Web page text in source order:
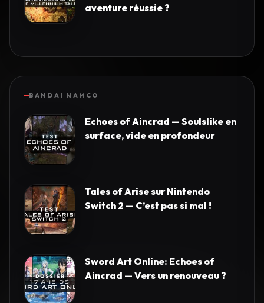
aventure réussie ?
BANDAI NAMCO
Echoes of Aincrad — Soulslike en
surface, vide en profondeur
Tales of Arise sur Nintendo
Switch 2 — C’est pas si mal !
Sword Art Online: Echoes of
Aincrad — Vers un renouveau ?